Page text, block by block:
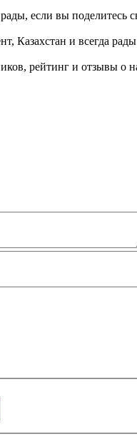
если вы поделитесь
Казахстан и всегда
рейтинг и отзывы о